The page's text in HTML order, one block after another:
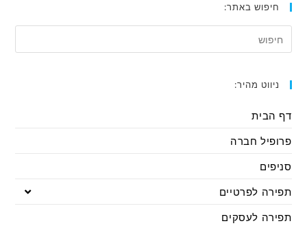
חיפוש באתר:
ניווט מהיר:
דף הבית
פרופיל חברה
סניפים
תפירה לפרטיים
תפירה לעסקים